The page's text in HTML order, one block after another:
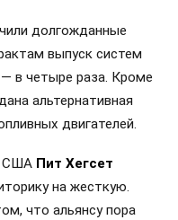
долгожданные
выпуск систем
в четыре раза. Кроме
альтернативная
двигателей.
США Пит Хегсет
на жесткую.
что альянсу пора